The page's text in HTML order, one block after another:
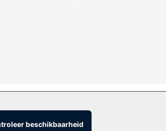
en een waterkoker.
roomservice (beperkte tijden) aan. Wil je even
beschikbaarheid